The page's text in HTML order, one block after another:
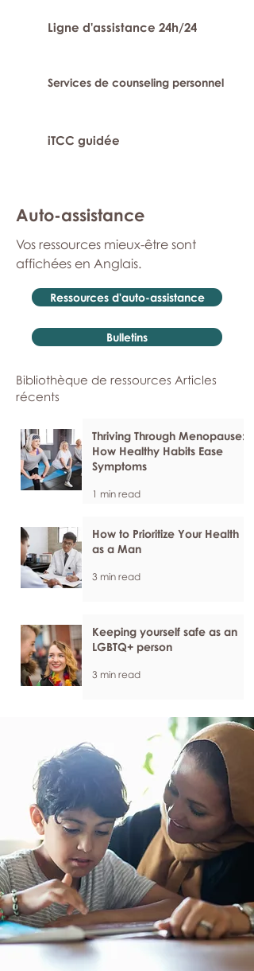
Ligne d'assistance 24h/24
Services de counseling personnel
iTCC guidée
Auto-assistance
Vos ressources mieux-être sont
affichées en Anglais.
Ressources d'auto-assistance
Bulletins
Bibliothèque de ressources Articles
récents
Thriving Through Menopause:
How Healthy Habits Ease
Symptoms
1 min read
How to Prioritize Your Health
as a Man
3 min read
Keeping yourself safe as an
LGBTQ+ person
3 min read